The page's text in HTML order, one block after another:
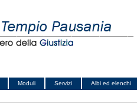
Moduli Servizi
Albi ed elenchi